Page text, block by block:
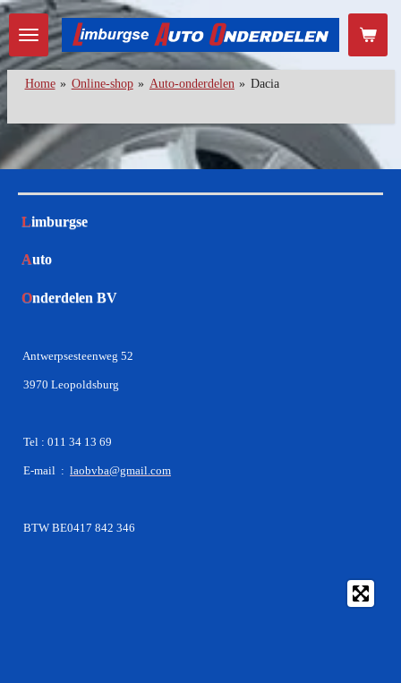
Ga
direct
naar
de
hoofdinhoud
Home » Online-shop » Auto-onderdelen » Dacia
Limburgse
Auto
Onderdelen BV
Antwerpsesteenweg 52
3970 Leopoldsburg
Tel : 011 34 13 69
E-mail : laobvba@gmail.com
BTW BE0417 842 346